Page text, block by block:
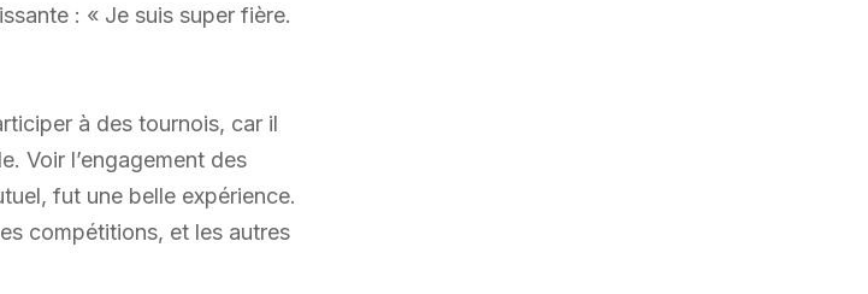
: « Je suis super fière.
à des tournois, car il
Voir l’engagement des
fut une belle expérience.
compétitions, et les autres